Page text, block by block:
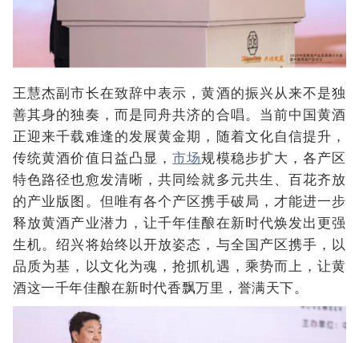
王慧杰副市长在致辞中表示，黄酒的振兴从来不是独
善其身的独奏，而是同舟共济的合唱。当前中国黄酒
正迎来千载难逢的发展黄金期，随着文化自信提升，
传统黄酒价值日益凸显，市场规模稳步扩大，各产区
特色路径也愈发清晰，共同绘就多元共生、百花齐放
的产业版图。但唯有各个产区携手破局，才能进一步
释放黄酒产业潜力，让千年佳酿在新时代焕发出更强
生机。绍兴将始终以开放姿态，与全国产区携手，以
品质为基，以文化为魂，抢抓机遇，乘势而上，让黄
酒这一千年佳酿在新时代香飘万里，誉满天下。